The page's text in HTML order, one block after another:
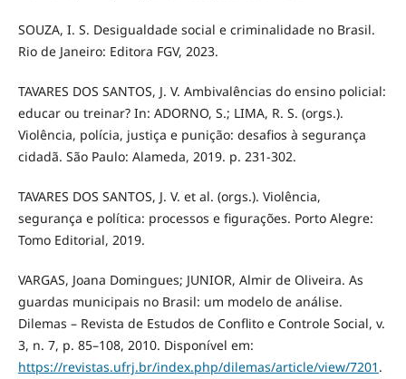
SOUZA, I. S. Desigualdade social e criminalidade no Brasil.
Rio de Janeiro: Editora FGV, 2023.
TAVARES DOS SANTOS, J. V. Ambivalências do ensino policial:
educar ou treinar? In: ADORNO, S.; LIMA, R. S. (orgs.).
Violência, polícia, justiça e punição: desafios à segurança
cidadã. São Paulo: Alameda, 2019. p. 231-302.
TAVARES DOS SANTOS, J. V. et al. (orgs.). Violência,
segurança e política: processos e figurações. Porto Alegre:
Tomo Editorial, 2019.
VARGAS, Joana Domingues; JUNIOR, Almir de Oliveira. As
guardas municipais no Brasil: um modelo de análise.
Dilemas – Revista de Estudos de Conflito e Controle Social, v.
3, n. 7, p. 85–108, 2010. Disponível em:
https://revistas.ufrj.br/index.php/dilemas/article/view/7201 .